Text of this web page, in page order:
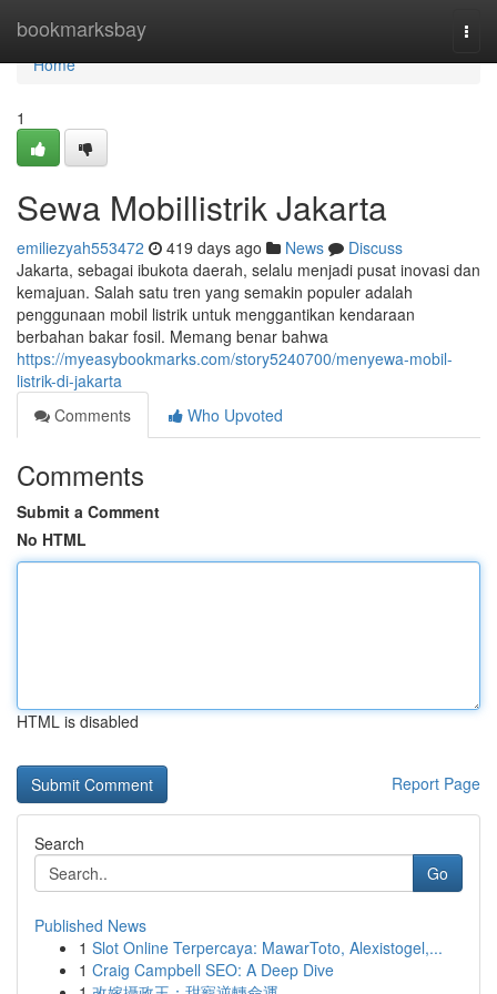
bookmarksbay
Home
Home
1
Sewa Mobillistrik Jakarta
emiliezyah553472 419 days ago News
Discuss
Jakarta, sebagai ibukota daerah, selalu menjadi pusat inovasi dan
kemajuan. Salah satu tren yang semakin populer adalah
penggunaan mobil listrik untuk menggantikan kendaraan
berbahan bakar fosil. Memang benar bahwa
https://myeasybookmarks.com/story5240700/menyewa-mobil-
listrik-di-jakarta
Comments
Who Upvoted
Comments
Submit a Comment
No HTML
HTML is disabled
Report Page
Search
Go
Published News
1 Slot Online Terpercaya: MawarToto, Alexistogel,...
1 Craig Campbell SEO: A Deep Dive